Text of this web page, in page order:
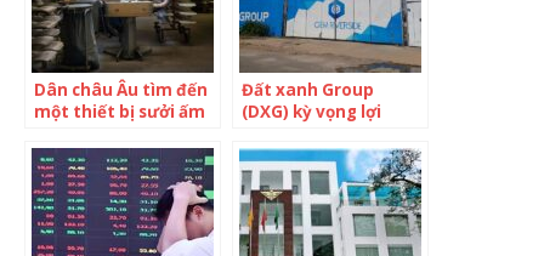
nhiều
Dân châu Âu tìm đến
một thiết bị sưởi ấm
tồn tại qua rất nhiều
thế hệ, có giá hơn 200
triệu đồng nhưng
không phải ai cũng có
được
Đất xanh Group
(DXG) kỳ vọng lợi
tỷ đồng, không chia
cổ tức 2021